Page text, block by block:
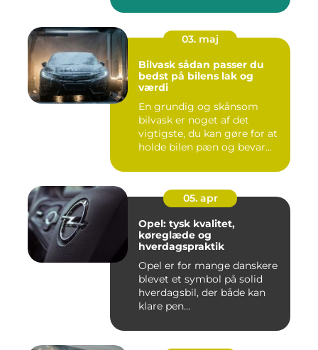
03. maj
Bilvask sådan passer du
bedst på bilens lak og
værdi
En grundig og skånsom
bilvask er noget af det
vigtigste, du kan gøre for at
holde bilen pæn og bevar...
05. apr
Opel: tysk kvalitet,
køreglæde og
hverdagspraktik
Opel er for mange danskere
blevet et symbol på solid
hverdagsbil, der både kan
klare pen...